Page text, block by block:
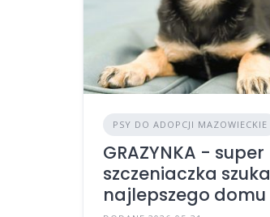
PSY DO ADOPCJI MAZOWIECKIE
GRAZYNKA - super
szczeniaczka szuka
najlepszego domu